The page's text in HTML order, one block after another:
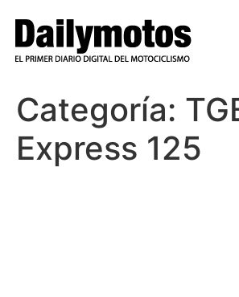
contenido
Categoría:
Express 125